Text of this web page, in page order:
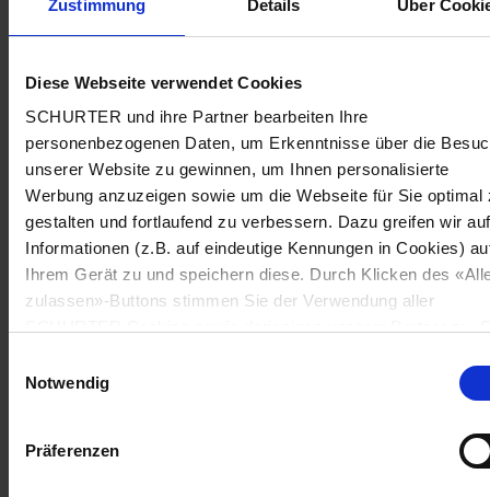
Zustimmung Details Über
Diese Webseite verwendet Cookies
SCHURTER und ihre Partner bearbeiten Ihre
personenbezogenen Daten, um Erkenntnisse über die
unserer Website zu gewinnen, um Ihnen personalisierte
Werbung anzuzeigen sowie um die Webseite für Sie optimal
gestalten und fortlaufend zu verbessern. Dazu greifen wir auf
Informationen (z.B. auf eindeutige Kennungen in Cookies)
Ihrem Gerät zu und speichern diese. Durch Klicken des
zulassen»-Buttons stimmen Sie der Verwendung aller
«Cookie-Einstellungen verwalten» am Seitenende klicken.
Einstellungen werden unseren Partnern gemeldet und haben
keinen Einfluss auf die Browserdaten. Weitere Informationen
erhalten Sie in unserer
Notwendig
Präferenzen